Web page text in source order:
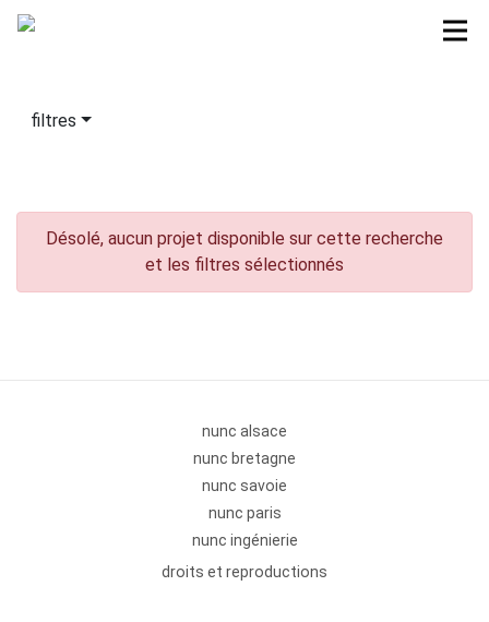
filtres
Désolé, aucun projet disponible sur cette recherche
et les filtres sélectionnés
nunc alsace
nunc bretagne
nunc savoie
nunc paris
nunc ingénierie
droits et reproductions